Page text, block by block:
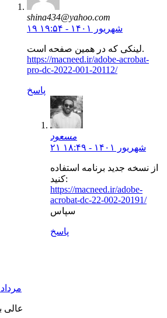
shina434@yahoo.com
۱۹ شهریور ۱۴۰۱ - ۱۹:۵۴
لینکی که در همین صفحه است.
https://macneed.ir/adobe-acrobat-
pro-dc-2022-001-20112/
پاسخ
مسعود
۲۱ شهریور ۱۴۰۱ - ۱۸:۴۹
از نسخه جدید برنامه استفاده
کنید:
https://macneed.ir/adobe-
acrobat-dc-22-002-20191/
سپاس
پاسخ
۲۵ مرداد ۱۴۰۱ - ۲۲:۱۳
عالی